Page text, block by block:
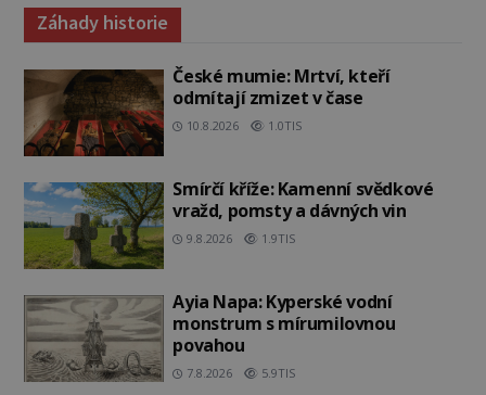
Záhady historie
České mumie: Mrtví, kteří
odmítají zmizet v čase
10.8.2026 1.0TIS
Smírčí kříže: Kamenní svědkové
vražd, pomsty a dávných vin
9.8.2026 1.9TIS
Ayia Napa: Kyperské vodní
monstrum s mírumilovnou
povahou
7.8.2026 5.9TIS